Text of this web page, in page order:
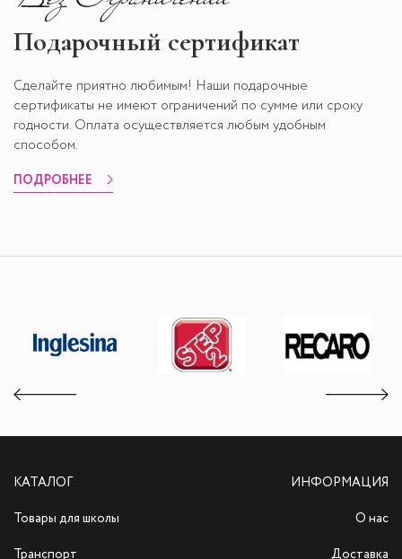
Подарочный сертификат
Сделайте приятно любимым! Наши подарочные
сертификаты не имеют ограничений по сумме или сроку
годности. Оплата осуществляется любым удобным
способом.
ПОДРОБНЕЕ
КАТАЛОГ
Товары для школы
Транспорт
ИНФОРМАЦИЯ
О нас
Доставка